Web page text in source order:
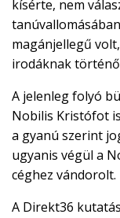
kísérte, nem
magánjellegű
irodáknak
A jelenleg folyó
Nobilis Kristófot
a gyanú szerint
ugyanis végül a
céghez vándorolt.
A Direkt36